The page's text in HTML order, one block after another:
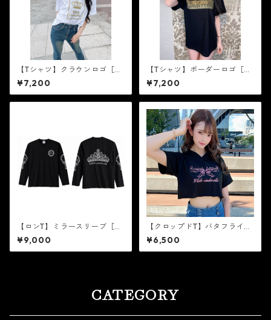
【Tシャツ】クラウンロゴ［ゴ
ールドラメ］
¥7,200
【Tシャツ】ボーダーロゴ［ゴ
ールドラメ］
¥7,200
【ロンT】ミラースリーブ［シ
ルバーラメ］
¥9,000
【クロップドT】バタフライ
［ピンクラメ］
¥6,500
CATEGORY